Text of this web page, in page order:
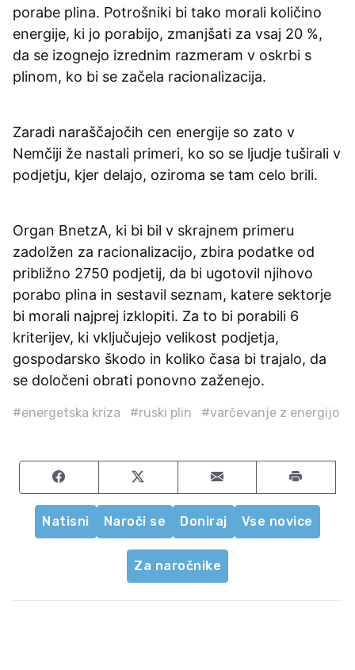
porabe plina. Potrošniki bi tako morali količino
energije, ki jo porabijo, zmanjšati za vsaj 20 %,
da se izognejo izrednim razmeram v oskrbi s
plinom, ko bi se začela racionalizacija.
Zaradi naraščajočih cen energije so zato v
Nemčiji že nastali primeri, ko so se ljudje tuširali v
podjetju, kjer delajo, oziroma se tam celo brili.
Organ BnetzA, ki bi bil v skrajnem primeru
zadolžen za racionalizacijo, zbira podatke od
približno 2750 podjetij, da bi ugotovil njihovo
porabo plina in sestavil seznam, katere sektorje
bi morali najprej izklopiti. Za to bi porabili 6
kriterijev, ki vključujejo velikost podjetja,
gospodarsko škodo in koliko časa bi trajalo, da
se določeni obrati ponovno zaženejo.
#energetska kriza #ruski plin #varčevanje z energijo
Share on FacebookShare on TwitterShare by email
Natisni Naroči se Doniraj Vse novice
Za naročnike